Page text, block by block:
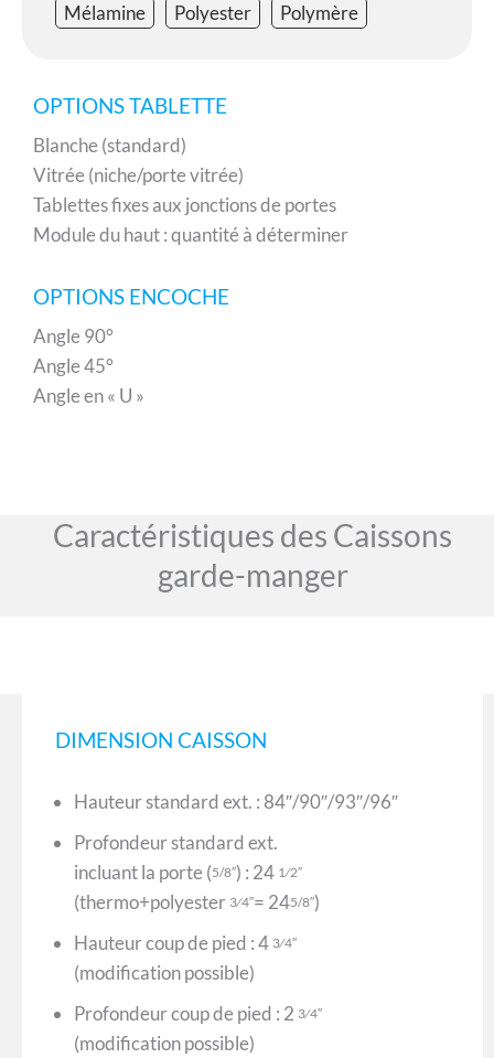
Mélamine Polyester Polymère
OPTIONS TABLETTE
Blanche (standard)
Vitrée (niche/porte vitrée)
Tablettes fixes aux jonctions de portes
Module du haut : quantité à déterminer
OPTIONS ENCOCHE
Angle 90°
Angle 45°
Angle en « U »
Caractéristiques des Caissons
garde-manger
DIMENSION CAISSON
Hauteur standard ext. : 84″/90″/93″/96″
Profondeur standard ext.
incluant la porte (5/8″) : 24 1⁄2″
(thermo+polyester 3⁄4″= 245/8″)
Hauteur coup de pied : 4 3⁄4″
(modification possible)
Profondeur coup de pied : 2 3⁄4″
(modification possible)